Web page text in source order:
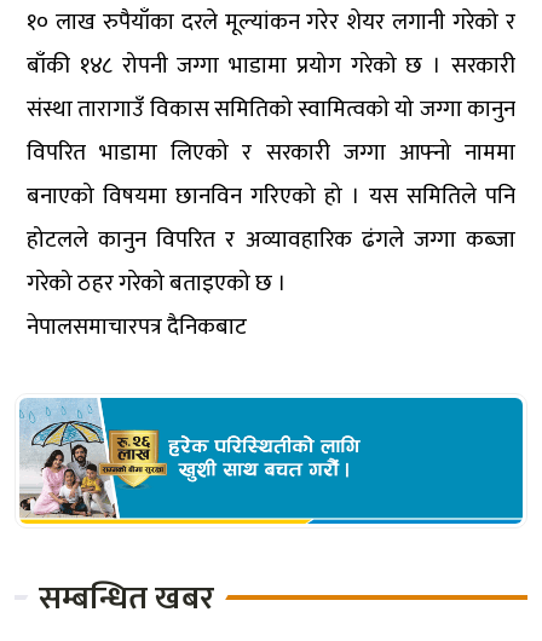
१० लाख रुपैयाँका दरले मूल्यांकन गरेर शेयर लगानी गरेको र
बाँकी १४८ रोपनी जग्गा भाडामा प्रयोग गरेको छ । सरकारी
संस्था तारागाउँ विकास समितिको स्वामित्वको यो जग्गा कानुन
विपरित भाडामा लिएको र सरकारी जग्गा आफ्नो नाममा
बनाएको विषयमा छानविन गरिएको हो । यस समितिले पनि
होटलले कानुन विपरित र अव्यावहारिक ढंगले जग्गा कब्जा
गरेको ठहर गरेको बताइएको छ ।
नेपालसमाचारपत्र दैनिकबाट
सम्बन्धित खबर